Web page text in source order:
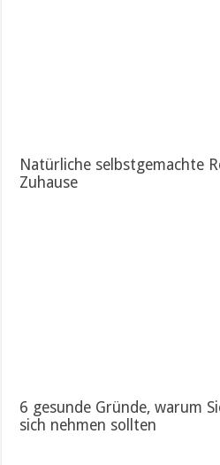
Natürliche selbstgemachte
Zuhause
6 gesunde Gründe, warum
sich nehmen sollten